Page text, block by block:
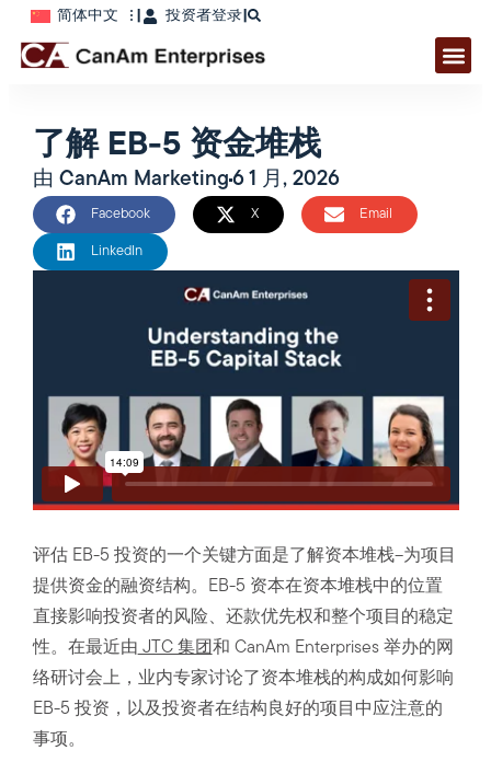
简体中文 投资者登录 |
了解 EB-5 资金堆栈
由 CanAm Marketing6 1 月, 2026
Facebook X Email
LinkedIn
评估 EB-5 投资的一个关键方面是了解资本堆栈–为项目
提供资金的融资结构。EB-5 资本在资本堆栈中的位置
直接影响投资者的风险、还款优先权和整个项目的稳定
性。在最近由 JTC 集团和 CanAm Enterprises 举办的网
络研讨会上，业内专家讨论了资本堆栈的构成如何影响
EB-5 投资，以及投资者在结构良好的项目中应注意的
事项。